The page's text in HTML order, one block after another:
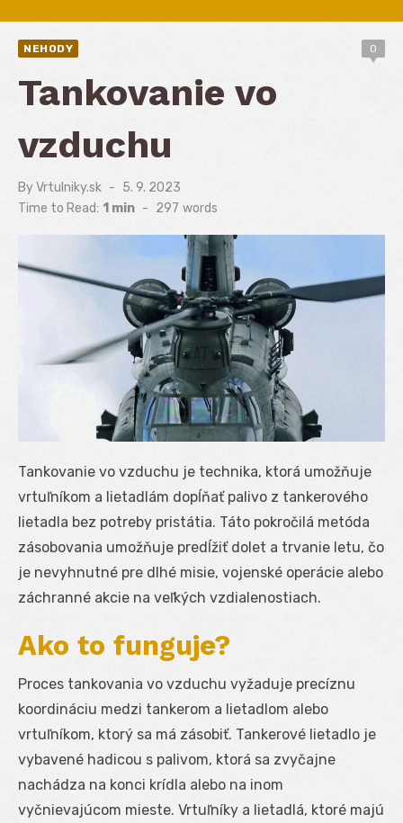
NEHODY 0
Tankovanie vo
vzduchu
ByVrtulniky.sk
Posted
on
5. 9. 2023
Time to Read: 1 min - 297 words
Tankovanie vo vzduchu je technika, ktorá umožňuje
vrtuľníkom a lietadlám dopĺňať palivo z tankerového
lietadla bez potreby pristátia. Táto pokročilá metóda
zásobovania umožňuje predĺžiť dolet a trvanie letu, čo
je nevyhnutné pre dlhé misie, vojenské operácie alebo
záchranné akcie na veľkých vzdialenostiach.
Ako to funguje?
Proces tankovania vo vzduchu vyžaduje precíznu
koordináciu medzi tankerom a lietadlom alebo
vrtuľníkom, ktorý sa má zásobiť. Tankerové lietadlo je
vybavené hadicou s palivom, ktorá sa zvyčajne
nachádza na konci krídla alebo na inom
vyčnievajúcom mieste. Vrtuľníky a lietadlá, ktoré majú